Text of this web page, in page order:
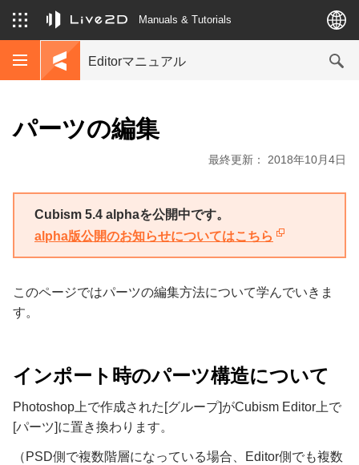
Manuals & Tutorials
Editorマニュアル
パーツの編集
最終更新： 2018年10月4日
Cubism 5.4 alphaを公開中です。
alpha版公開のお知らせについてはこちら
このページではパーツの編集方法について学んでいきま
す。
インポート時のパーツ構造について
Photoshop上で作成された[グループ]がCubism Editor上で
[パーツ]に置き換わります。
（PSD側で複数階層になっている場合、Editor側でも複数